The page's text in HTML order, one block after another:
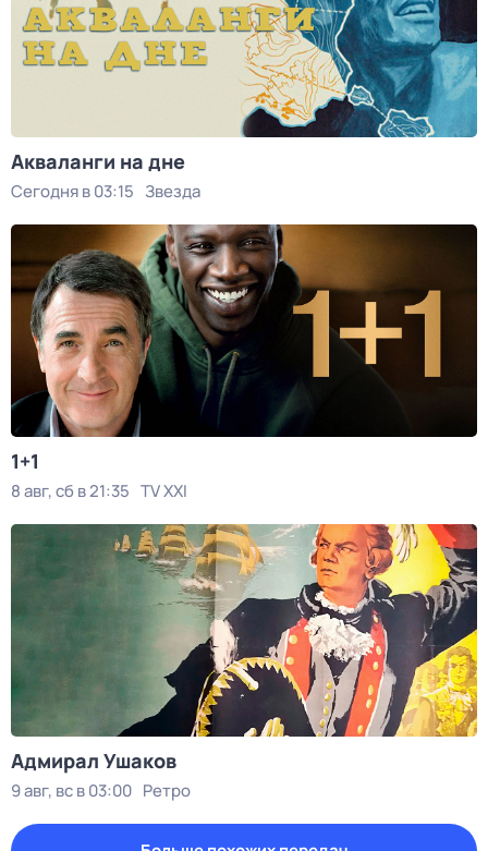
Акваланги на дне
Сегодня в 03:15 Звезда
1+1
8 авг, сб в 21:35 TV XXI
Адмирал Ушаков
9 авг, вс в 03:00 Ретро